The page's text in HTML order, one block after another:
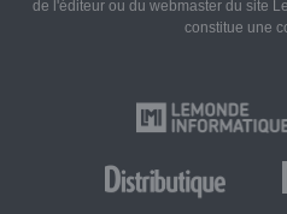
de l'éditeur ou du webmaster du site
constitue une